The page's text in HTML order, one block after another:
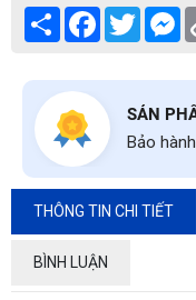
Share Facebook
Twitter
SẢN
Bảo
THÔNG TIN CHI TIẾT
BÌNH LUẬN